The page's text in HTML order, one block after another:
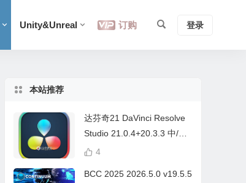
Unity&Unreal 订购 登录
本站推荐
达芬奇21 DaVinci Resolve
Studio 21.0.4+20.3.3 中/英
文 Win/Mac
4
BCC 2025 2026.5.0 v19.5.5